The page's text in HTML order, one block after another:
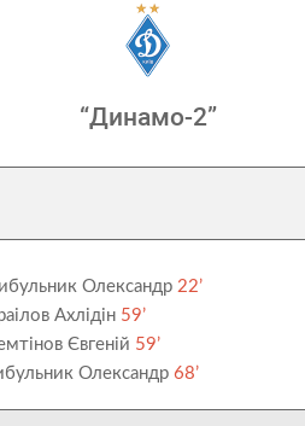
“Динамо-2”
Олександр 22’
Ахлідін 59’
Євгеній 59’
Олександр 68’